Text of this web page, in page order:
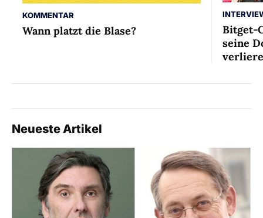
KOMMENTAR
Wann platzt die Blase?
Bitget-
seine
Neueste Artikel